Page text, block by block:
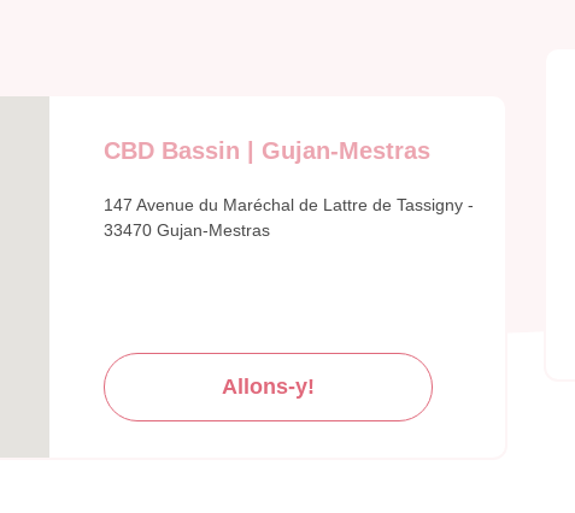
CBD Bassin | Gujan-Mestras
147 Avenue du Maréchal de Lattre de Tassigny -
33470 Gujan-Mestras
Allons-y!